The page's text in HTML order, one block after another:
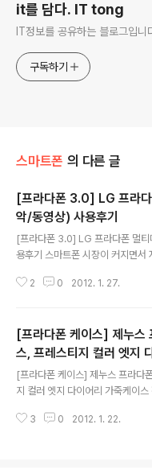
it를 담다. IT tong
IT정보를 공유하는 블로그입니
구독하기
스마트폰 의 다른 글
[프라다폰 3.0] LG 프라
악/동영상) 사용후기
[프라다폰 3.0] LG 프라다폰 멀
용후기 스마트폰 시장이 커지면서
는 스마트폰이 기존의 MP3 플레
사용후기에 대해서 소개해볼까
고급스러운 흑백톤으로 되어 있는
나 동영상플레이어도 동일합니다
D에 저장해서 옮기거나 메일이나
마이크로USB를 통해 프라다폰과
2 0 2012. 1. 27.
[프라다폰 케이스] 제누스
스, 프레스티지 컬러 엣지
[프라다폰 케이스] 제누스 프라다
지 컬러 엣지 다이어리 가죽케이
출시했습니다. 프라다폰3.0의 매
3 0 2012. 1. 22.